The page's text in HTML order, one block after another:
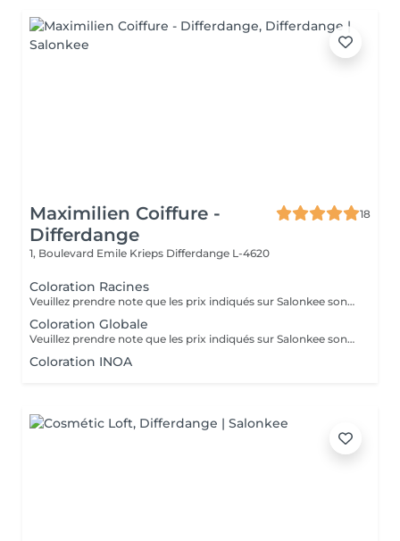
Maximilien Coiffure -
Differdange
18
1, Boulevard Emile Krieps Differdange L-4620
Coloration Racines
Veuillez prendre note que les prix indiqués sur Salonkee sont communiqués à titre informatif et s'entendent de base. Ces derniers sont susceptibles de varier selon le diagnostic réalisé à votre arrivée au salon et l'expertise du professionnel à qui vous confiez votre beauté. Dans tous les cas, un devis précis vous sera proposé et toutes réalisations de prestations seront effectuées avec votre accord. Un grand merci d'avance pour votre compréhension. Au plaisir de vous recevoir très vite.
Coloration Globale
Veuillez prendre note que les prix indiqués sur Salonkee sont communiqués à titre informatif et s'entendent de base. Ces derniers sont susceptibles de varier selon le diagnostic réalisé à votre arrivée au salon et l'expertise du professionnel à qui vous confiez votre beauté. Dans tous les cas, un devis précis vous sera proposé et toutes réalisations de prestations seront effectuées avec votre accord. Un grand merci d'avance pour votre compréhension. Au plaisir de vous recevoir très vite.
Coloration INOA